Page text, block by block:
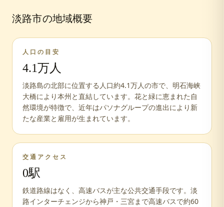
淡路市の地域概要
人口の目安
4.1万人
淡路島の北部に位置する人口約4.1万人の市で、明石海峡
大橋により本州と直結しています。花と緑に恵まれた自
然環境が特徴で、近年はパソナグループの進出により新
たな産業と雇用が生まれています。
交通アクセス
0駅
鉄道路線はなく、高速バスが主な公共交通手段です。淡
路インターチェンジから神戸・三宮まで高速バスで約60